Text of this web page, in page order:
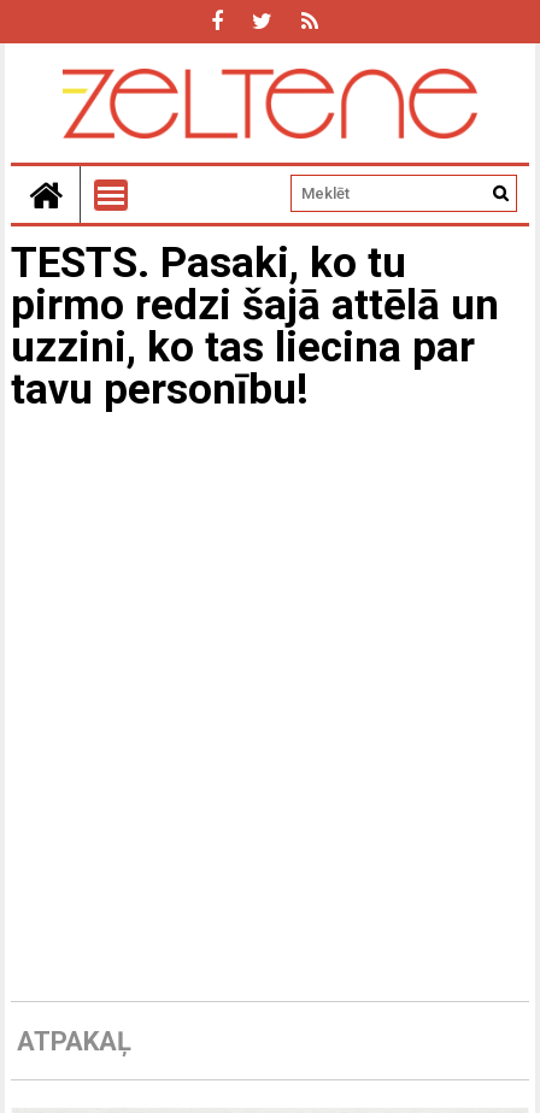
TESTS. Pasaki, ko tu
pirmo redzi šajā attēlā un
uzzini, ko tas liecina par
tavu personību!
ATPAKAĻ